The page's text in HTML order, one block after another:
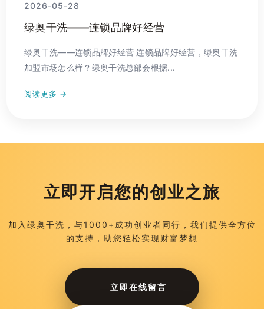
2026-05-28
绿奥干洗——连锁品牌好经营
绿奥干洗——连锁品牌好经营 连锁品牌好经营，绿奥干洗
加盟市场怎么样？绿奥干洗总部会根据...
阅读更多 →
立即开启您的创业之旅
加入绿奥干洗，与1000+成功创业者同行，我们提供全方位
的支持，助您轻松实现财富梦想
立即在线留言